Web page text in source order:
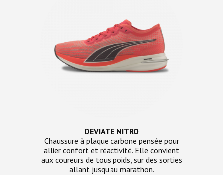
DEVIATE NITRO
Chaussure à plaque carbone pensée pour
allier confort et réactivité. Elle convient
aux coureurs de tous poids, sur des sorties
allant jusqu'au marathon.